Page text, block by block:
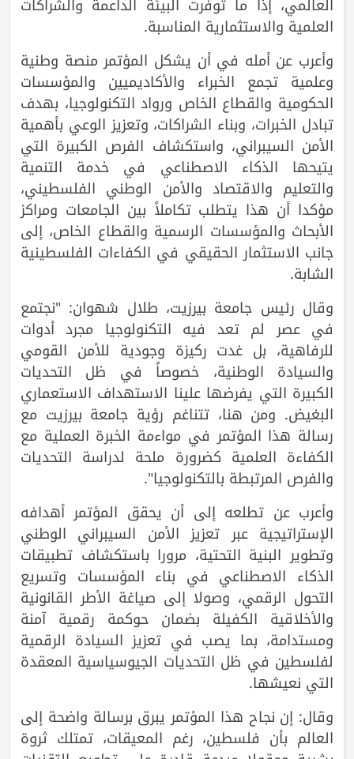
العلمية والاستثمارية المناسبة.
وأعرب عن أمله في أن يشكل المؤتمر منصة وطنية
وعلمية تجمع الخبراء والأكاديميين والمؤسسات
الحكومية والقطاع الخاص ورواد التكنولوجيا، بهدف
تبادل الخبرات، وبناء الشراكات، وتعزيز الوعي بأهمية
الأمن السيبراني، واستكشاف الفرص الكبيرة التي
يتيحها الذكاء الاصطناعي في خدمة التنمية
والتعليم والاقتصاد والأمن الوطني الفلسطيني،
مؤكدا أن هذا يتطلب تكاملاً بين الجامعات ومراكز
الأبحاث والمؤسسات الرسمية والقطاع الخاص، إلى
جانب الاستثمار الحقيقي في الكفاءات الفلسطينية
الشابة.
وقال رئيس جامعة بيرزيت، طلال شهوان: "نجتمع
في عصر لم تعد فيه التكنولوجيا مجرد أدوات
للرفاهية، بل غدت ركيزة وجودية للأمن القومي
والسيادة الوطنية، خصوصاً في ظل التحديات
الكبيرة التي يفرضها علينا الاستهداف الاستعماري
البغيض. ومن هنا، تتناغم رؤية جامعة بيرزيت مع
رسالة هذا المؤتمر في مواءمة الخبرة العملية مع
الكفاءة العلمية كضرورة ملحة لدراسة التحديات
والفرص المرتبطة بالتكنولوجيا".
وأعرب عن تطلعه إلى أن يحقق المؤتمر أهدافه
الإستراتيجية عبر تعزيز الأمن السيبراني الوطني
وتطوير البنية التحتية، مرورا باستكشاف تطبيقات
الذكاء الاصطناعي في بناء المؤسسات وتسريع
التحول الرقمي، وصولا إلى صياغة الأطر القانونية
والأخلاقية الكفيلة بضمان حوكمة رقمية آمنة
ومستدامة، بما يصب في تعزيز السيادة الرقمية
لفلسطين في ظل التحديات الجيوسياسية المعقدة
التي نعيشها.
وقال: إن نجاح هذا المؤتمر يبرق برسالة واضحة إلى
العالم بأن فلسطين، رغم المعيقات، تمتلك ثروة